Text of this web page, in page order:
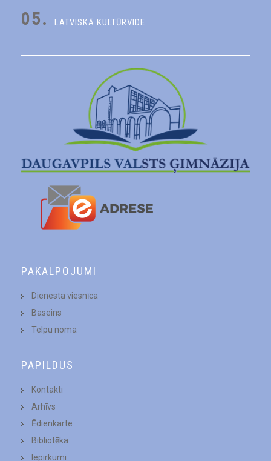
05. LATVISKĀ KULTŪRVIDE
PAKALPOJUMI
Dienesta viesnīca
Baseins
Telpu noma
PAPILDUS
Kontakti
Arhīvs
Ēdienkarte
Bibliotēka
Iepirkumi